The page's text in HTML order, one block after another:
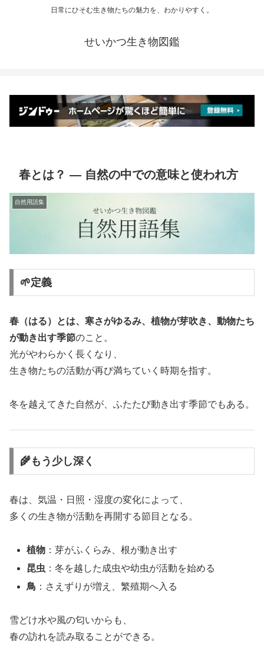
日常にひそむ生き物たちの魅力を、わかりやすく。
せいかつ生き物図鑑
春とは？ ― 自然の中での意味と使われ方
自然用語集
🌱定義
春（はる）とは、寒さがゆるみ、植物が芽吹き、動物たち
が動き出す季節のこと。
光がやわらかく長くなり、
生き物たちの活動が再び満ちていく時期を指す。
冬を越えてきた自然が、ふたたび動き出す季節でもある。
🌾もう少し深く
春は、気温・日照・湿度の変化によって、
多くの生き物が活動を再開する節目となる。
植物 ：芽がふくらみ、根が動き出す
昆虫 ：冬を越した成虫や幼虫が活動を始める
鳥 ：さえずりが増え、繁殖期へ入る
雪どけ水や風の匂いからも、
春の訪れを読み取ることができる。